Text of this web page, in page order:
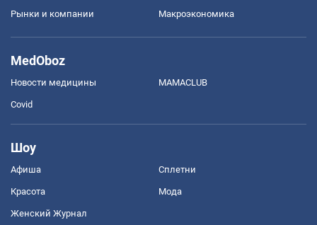
Рынки и компании Mакроэкономика
MedOboz
Новости медицины MAMACLUB
Covid
Шоу
Афиша Сплетни
Красота Мода
Женский Журнал